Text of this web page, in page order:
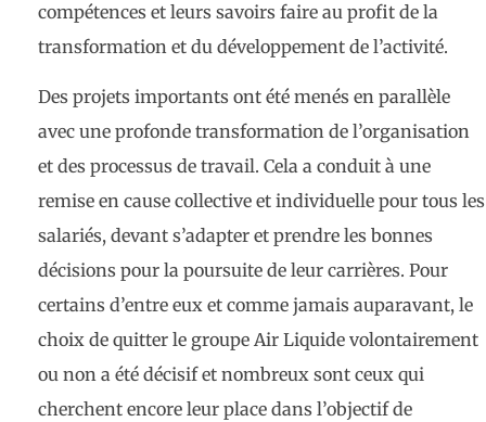
compétences et leurs savoirs faire au profit de la
transformation et du développement de l’activité.
Des projets importants ont été menés en parallèle
avec une profonde transformation de l’organisation
et des processus de travail. Cela a conduit à une
remise en cause collective et individuelle pour tous les
salariés, devant s’adapter et prendre les bonnes
décisions pour la poursuite de leur carrières. Pour
certains d’entre eux et comme jamais auparavant, le
choix de quitter le groupe Air Liquide volontairement
ou non a été décisif et nombreux sont ceux qui
cherchent encore leur place dans l’objectif de